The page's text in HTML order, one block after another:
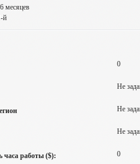
месяцев
й
0
Не
Не
Не
часа работы ($): 0